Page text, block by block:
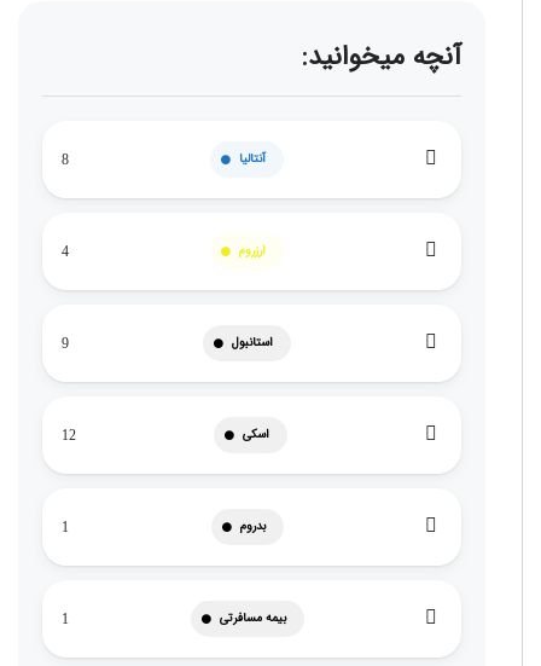
آنچه میخوانید:
آنتالیا 8
ارزروم 4
استانبول 9
اسکی 12
بدروم 1
بیمه مسافرتی 1